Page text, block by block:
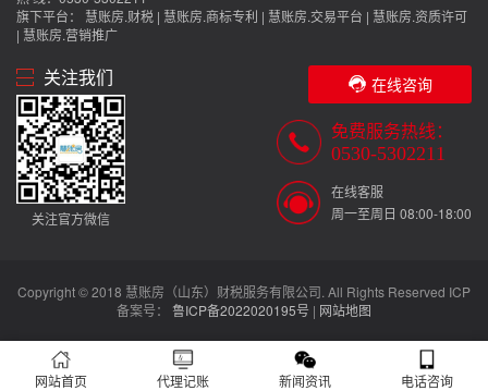
旗下平台： 慧账房.财税 | 慧账房.商标专利 | 慧账房.交易平台 | 慧账房.资质许可
| 慧账房.营销推广
关注我们
关注官方微信
在线咨询
免费服务热线：
0530-5302211
在线客服
周一至周日 08:00-18:00
Copyright © 2018 慧账房（山东）财税服务有限公司. All Rights Reserved ICP
备案号： 鲁ICP备2022020195号 | 网站地图
网站首页 代理记账 新闻资讯 电话咨询